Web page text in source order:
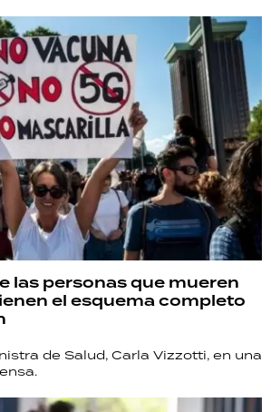
las personas que mueren
el esquema completo
de Salud, Carla Vizzotti, en una